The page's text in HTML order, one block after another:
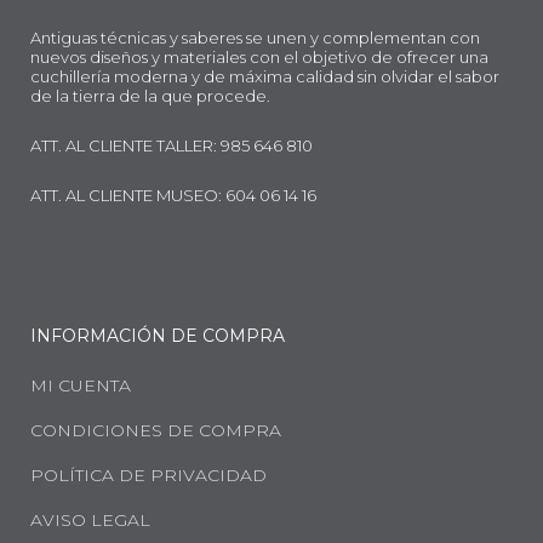
Antiguas técnicas y saberes se unen y complementan con
nuevos diseños y materiales con el objetivo de ofrecer una
cuchillería moderna y de máxima calidad sin olvidar el sabor
de la tierra de la que procede.
ATT. AL CLIENTE TALLER: 985 646 810
ATT. AL CLIENTE MUSEO: 604 06 14 16
INFORMACIÓN DE COMPRA
MI CUENTA
CONDICIONES DE COMPRA
POLÍTICA DE PRIVACIDAD
AVISO LEGAL